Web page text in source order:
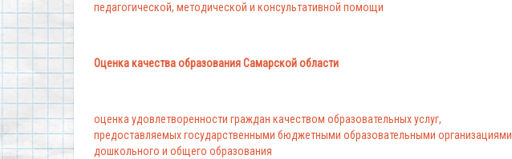
педагогической, методической и консультативной помощи
Оценка качества образования Самарской области
оценка удовлетворенности граждан качеством образовательных услуг,
предоставляемых государственными бюджетными образовательными организациями
дошкольного и общего образования